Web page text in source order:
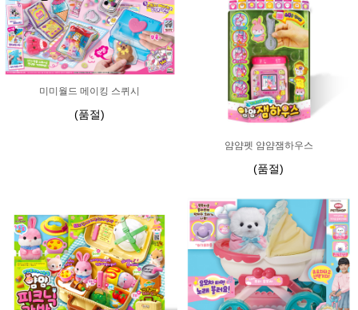
미미월드 메이킹 스퀴시
(품절)
얌얌펫 얌얌잼하우스
(품절)